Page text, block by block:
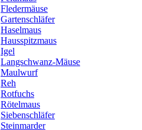
Fledermäuse
Gartenschläfer
Haselmaus
Hausspitzmaus
Igel
Langschwanz-Mäuse
Maulwurf
Reh
Rotfuchs
Rötelmaus
Siebenschläfer
Steinmarder